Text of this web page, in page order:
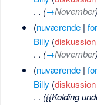
. . (→November
(nuværende|
Billy (diskussion
. . (→November
(nuværende|
Billy (diskussion
. . ({{Kolding